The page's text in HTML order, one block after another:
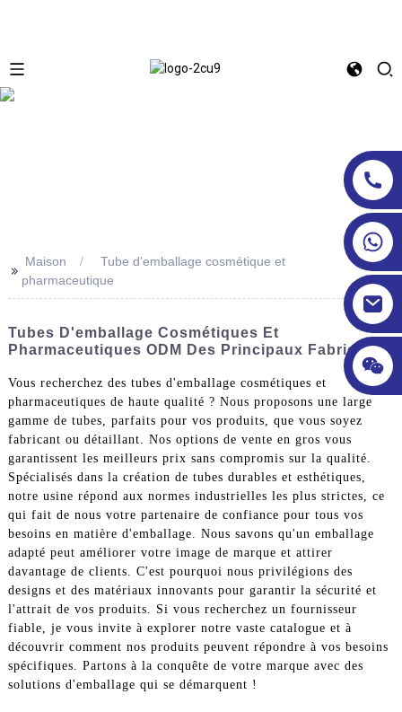
>> Maison
Tube d'emballage cosmétique et
pharmaceutique
Tubes D'emballage Cosmétiques Et
Pharmaceutiques ODM Des Principaux Fabricants
Vous recherchez des tubes d'emballage cosmétiques et
pharmaceutiques de haute qualité ? Nous proposons une large
gamme de tubes, parfaits pour vos produits, que vous soyez
fabricant ou détaillant. Nos options de vente en gros vous
garantissent les meilleurs prix sans compromis sur la qualité.
Spécialisés dans la création de tubes durables et esthétiques,
notre usine répond aux normes industrielles les plus strictes, ce
qui fait de nous votre partenaire de confiance pour tous vos
besoins en matière d'emballage. Nous savons qu'un emballage
adapté peut améliorer votre image de marque et attirer
davantage de clients. C'est pourquoi nous privilégions des
designs et des matériaux innovants pour garantir la sécurité et
l'attrait de vos produits. Si vous recherchez un fournisseur
fiable, je vous invite à explorer notre vaste catalogue et à
découvrir comment nos produits peuvent répondre à vos besoins
spécifiques. Partons à la conquête de votre marque avec des
solutions d'emballage qui se démarquent !